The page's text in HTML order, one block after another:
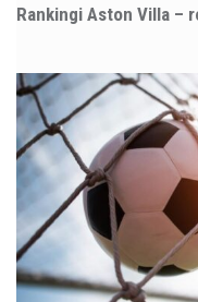
Rankingi Aston Villa –